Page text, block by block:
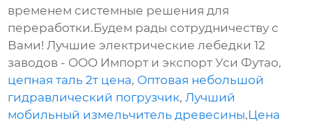
временем системные решения для
переработки.Будем рады сотрудничеству с
Вами! Лучшие электрические лебедки 12
заводов - ООО Импорт и экспорт Уси Футао,
цепная таль 2т цена, Оптовая небольшой
гидравлический погрузчик, Лучший
мобильный измельчитель древесины,Цена